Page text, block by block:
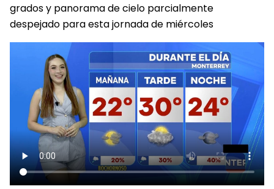
grados y panorama de cielo parcialmente
despejado para esta jornada de miércoles